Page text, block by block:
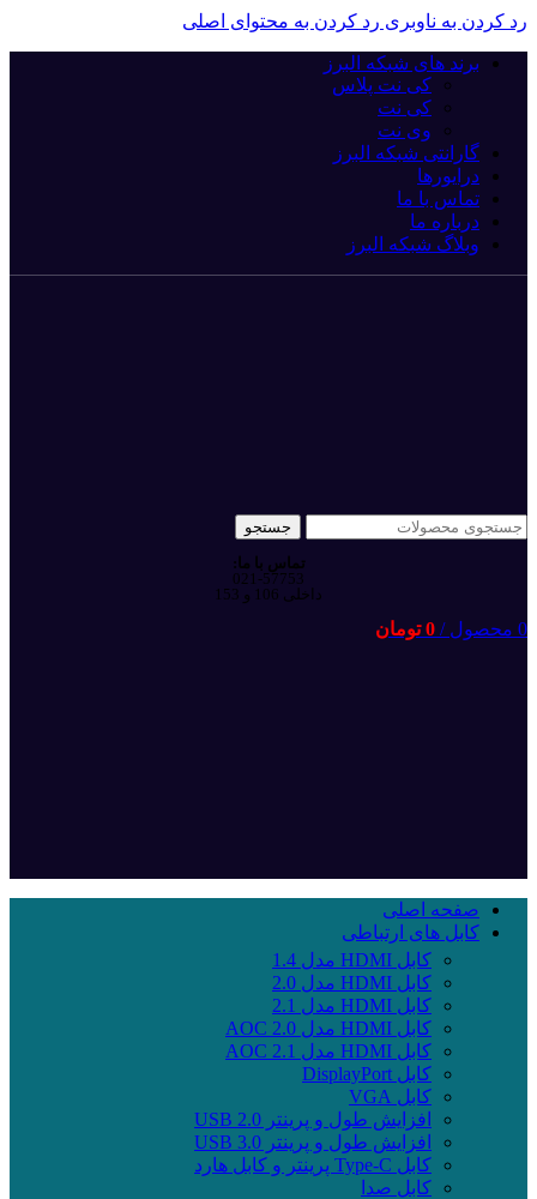
کردن به ناوبریرد کردن به محتوای اصلی
برند های شبکه البرز
کی نت پلاس
کی نت
وی نت
گارانتی شبکه البرز
درایورها
تماس با ما
درباره ما
وبلاگ شبکه البرز
جستجو
تماس با ما:
021-57753
داخلی 106 و 153
محصول 0 تومان
صفحه اصلی
کابل های ارتباطی
کابل HDMI مدل 1.4
کابل HDMI مدل 2.0
کابل HDMI مدل 2.1
کابل HDMI مدل 2.0 AOC
کابل HDMI مدل 2.1 AOC
کابل DisplayPort
کابل VGA
افزایش طول و پرینتر USB 2.0
افزایش طول و پرینتر USB 3.0
کابل Type-C پرینتر و کابل هارد
کابل صدا